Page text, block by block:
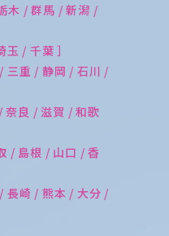
木 / 群馬 / 新潟 /
/ 千葉 ］
三重 / 静岡 / 石川 /
奈良 / 滋賀 / 和歌
/ 島根 / 山口 / 香
長崎 / 熊本 / 大分 /